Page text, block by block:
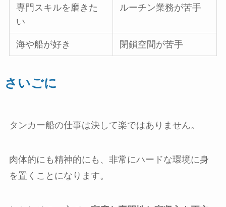
専門スキルを磨きた
い
ルーチン業務が苦手
海や船が好き 閉鎖空間が苦手
さいごに
タンカー船の仕事は決して楽ではありません。
肉体的にも精神的にも、非常にハードな環境に身
を置くことになります。